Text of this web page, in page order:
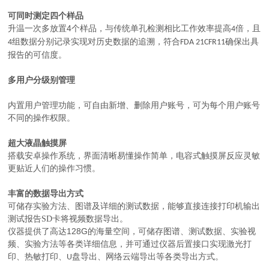
可同时测定四个样品
升温一次多放置4个样品，与传统单孔检测相比工作效率提高4倍，且
4组数据分别记录实现对历史数据的追溯，符合FDA 21CFR11确保出具
报告的可信度。
多用户分级别管理
内置用户管理功能，可自由新增、删除用户账号，可为每个用户账号
不同的操作权限。
超大液晶触摸屏
搭载安卓操作系统，界面清晰易懂操作简单，电容式触摸屏反应灵敏
更贴近人们的操作习惯。
丰富的数据导出方式
可储存实验方法、图谱及详细的测试数据，能够直接连接打印机输出
测试报告SD卡将视频数据导出。
仪器提供了高达128G的海量空间，可储存图谱、测试数据、实验视
频、实验方法等各类详细信息，并可通过仪器后置接口实现激光打
印、热敏打印、 U盘导出、网络云端导出等各类导出方式。